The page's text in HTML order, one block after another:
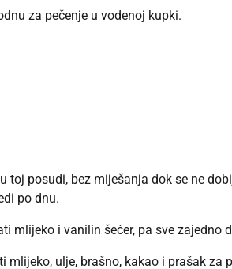
za pečenje u vodenoj kupki.
toj posudi, bez miješanja dok se ne
po dnu.
mlijeko i vanilin šećer, pa sve zajedno
mlijeko, ulje, brašno, kakao i prašak za